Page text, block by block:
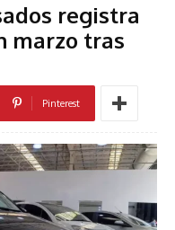
registra
marzo tras
Pinterest